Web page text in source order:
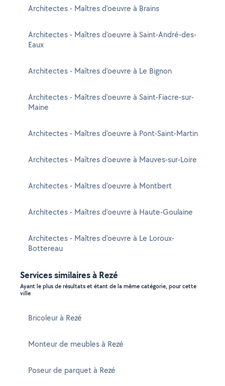
Architectes - Maîtres d'oeuvre à Brains
Architectes - Maîtres d'oeuvre à Saint-André-des-
Eaux
Architectes - Maîtres d'oeuvre à Le Bignon
Architectes - Maîtres d'oeuvre à Saint-Fiacre-sur-
Maine
Architectes - Maîtres d'oeuvre à Pont-Saint-Martin
Architectes - Maîtres d'oeuvre à Mauves-sur-Loire
Architectes - Maîtres d'oeuvre à Montbert
Architectes - Maîtres d'oeuvre à Haute-Goulaine
Architectes - Maîtres d'oeuvre à Le Loroux-
Bottereau
Services similaires à Rezé
Ayant le plus de résultats et étant de la même catégorie, pour cette
ville
Bricoleur à Rezé
Monteur de meubles à Rezé
Poseur de parquet à Rezé